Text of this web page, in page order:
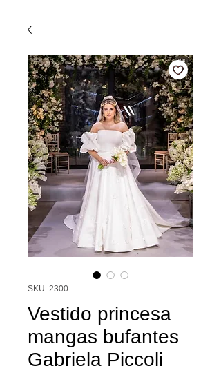
SKU: 2300
Vestido princesa
mangas bufantes
Gabriela Piccoli